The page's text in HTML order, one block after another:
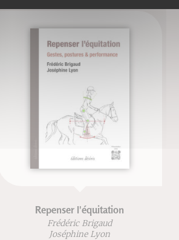
Repenser l'équitation
Frédéric Brigaud
Joséphine Lyon